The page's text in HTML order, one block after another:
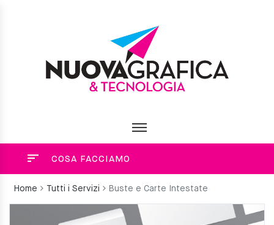
COSA FACCIAMO
Home Tutti i Servizi Buste e Carte Intestate